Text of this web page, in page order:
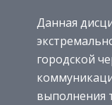
Данная
городской
выполнения